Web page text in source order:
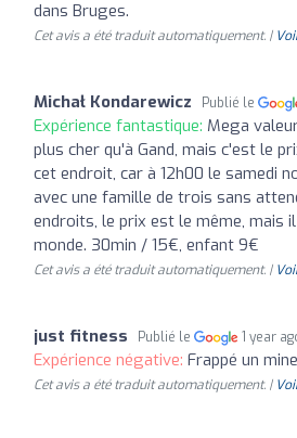
dans Bruges.
Cet avis a été traduit automatiquement. |
Michał Kondarewicz Publié le
Expérience fantastique: Mega
plus cher qu'à Gand, mais c'est le
cet endroit, car à 12h00 le samedi
avec une famille de trois sans
endroits, le prix est le même, mais
monde. 30min / 15€, enfant 9€
Cet avis a été traduit automatiquement. |
just fitness Publié le 1 year
Expérience négative: Frappé un
Cet avis a été traduit automatiquement. |